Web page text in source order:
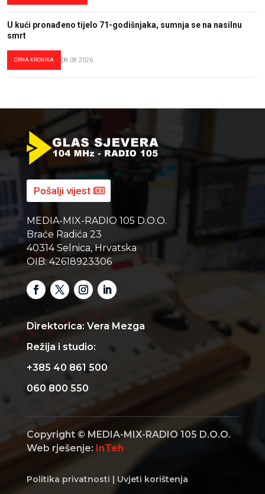
U kući pronađeno tijelo 71-godišnjaka, sumnja se na nasilnu
smrt
CRNA KRONIKA 08.08.2026.
Pošalji vijest
MEDIA-MIX-RADIO 105 D.O.O.
Braće Radića 23
40314 Selnica, Hrvatska
OIB: 42618923306
Direktorica: Vera Mezga
Režija i studio:
+385 40 861 500
060 800 550
Copyright © MEDIA-MIX-RADIO 105 D.O.O.
Web rješenje: InTeh
Politika privatnosti | Uvjeti korištenja